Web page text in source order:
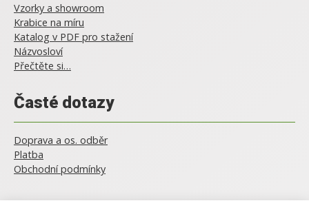
Vzorky a showroom
Krabice na míru
Katalog v PDF pro stažení
Názvosloví
Přečtěte si…
Časté dotazy
Doprava a os. odběr
Platba
Obchodní podmínky